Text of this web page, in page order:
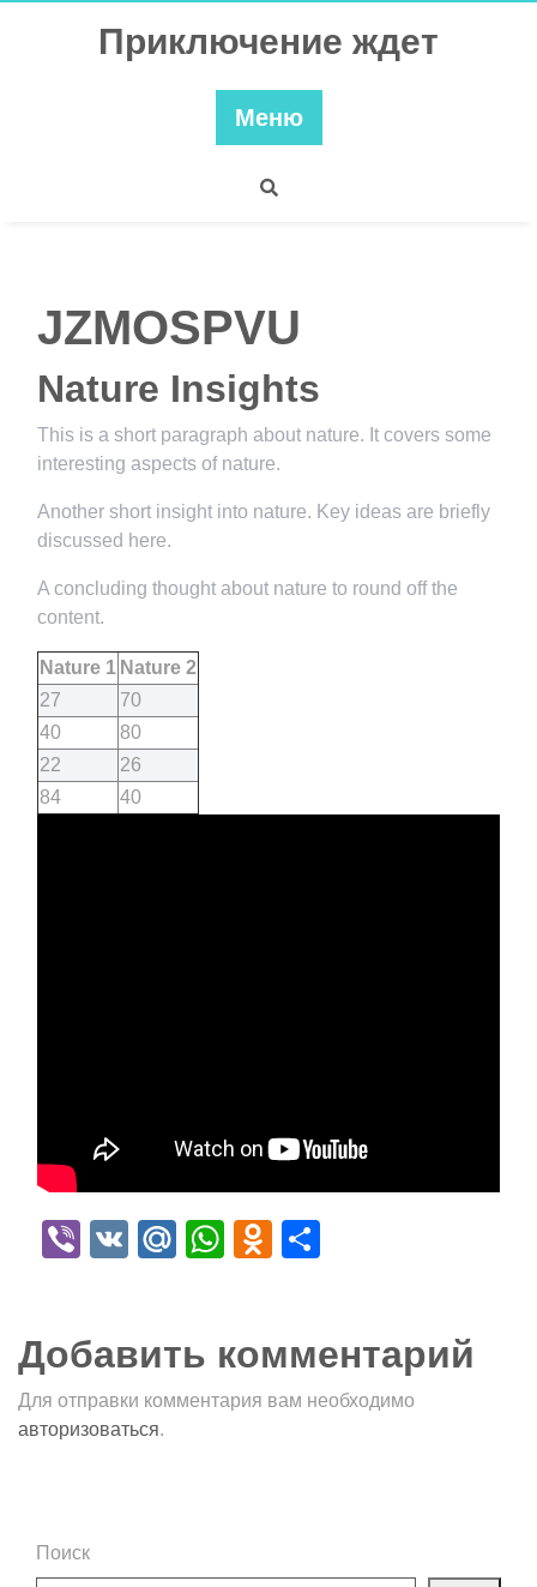
Приключение ждет
Меню
JZMOSPVU
Nature Insights
This is a short paragraph about nature. It covers some
interesting aspects of nature.
Another short insight into nature. Key ideas are briefly
discussed here.
A concluding thought about nature to round off the
content.
Nature 1 Nature 2
27
70
40
80
22
26
84
40
Viber
VK Mail.Ru
WhatsApp
Odnoklassniki
Добавить комментарий
Для отправки комментария вам необходимо
авторизоваться.
Поиск